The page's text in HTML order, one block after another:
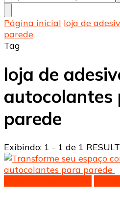
Página inicial loja de
parede
Tag
loja de
autocolantes
parede
Exibindo: 1 - 1 de 1